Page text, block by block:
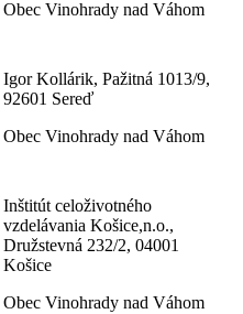
Obec Vinohrady nad Váhom
Igor Kollárik, Pažitná 1013/9,
92601 Sereď
Obec Vinohrady nad Váhom
Inštitút celoživotného
vzdelávania Košice,n.o.,
Družstevná 232/2, 04001
Košice
Obec Vinohrady nad Váhom